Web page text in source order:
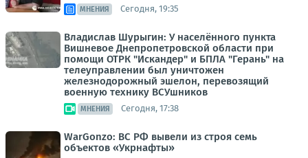
МНЕНИЯ Сегодня, 19:35
Владислав Шурыгин: У населённого пункта
Вишневое Днепропетровской области при
помощи ОТРК "Искандер" и БПЛА "Герань" на
телеуправлении был уничтожен
железнодорожный эшелон, перевозящий
военную технику ВСУшников
МНЕНИЯ Сегодня, 17:38
WarGonzo: ВС РФ вывели из строя семь
объектов «Укрнафты»